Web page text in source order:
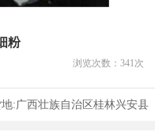
粉
浏览次数： 341次
:广西壮族自治区桂林兴安县